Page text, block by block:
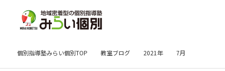
個別指導塾みらい個別TOP 教室ブログ 2021年 7月